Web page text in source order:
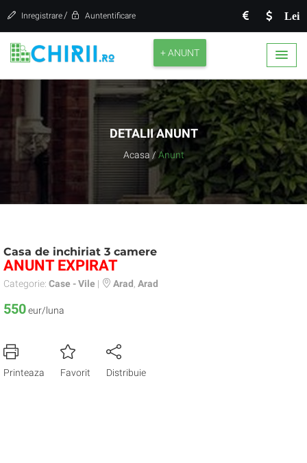
Lei
Inregistrare / Auntentificare
+ ANUNT
DETALII ANUNT
Acasa / Anunt
Casa de inchiriat 3 camere
ANUNT EXPIRAT
Categorie: Case - Vile | Arad Arad
550eur/luna
Printeaza Favorit Distribuie